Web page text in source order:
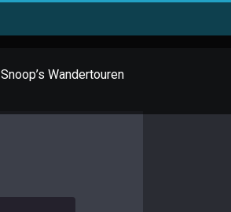
Snoop’s Wandertouren